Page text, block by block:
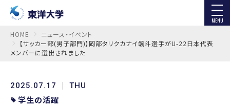
MENU
HOME
ニュース・イベント
【サッカー部(男子部門)】岡部タリクカナイ颯斗選手がU-22日本代表
メンバーに選出されました
2025.07.17 THU
学生の活躍